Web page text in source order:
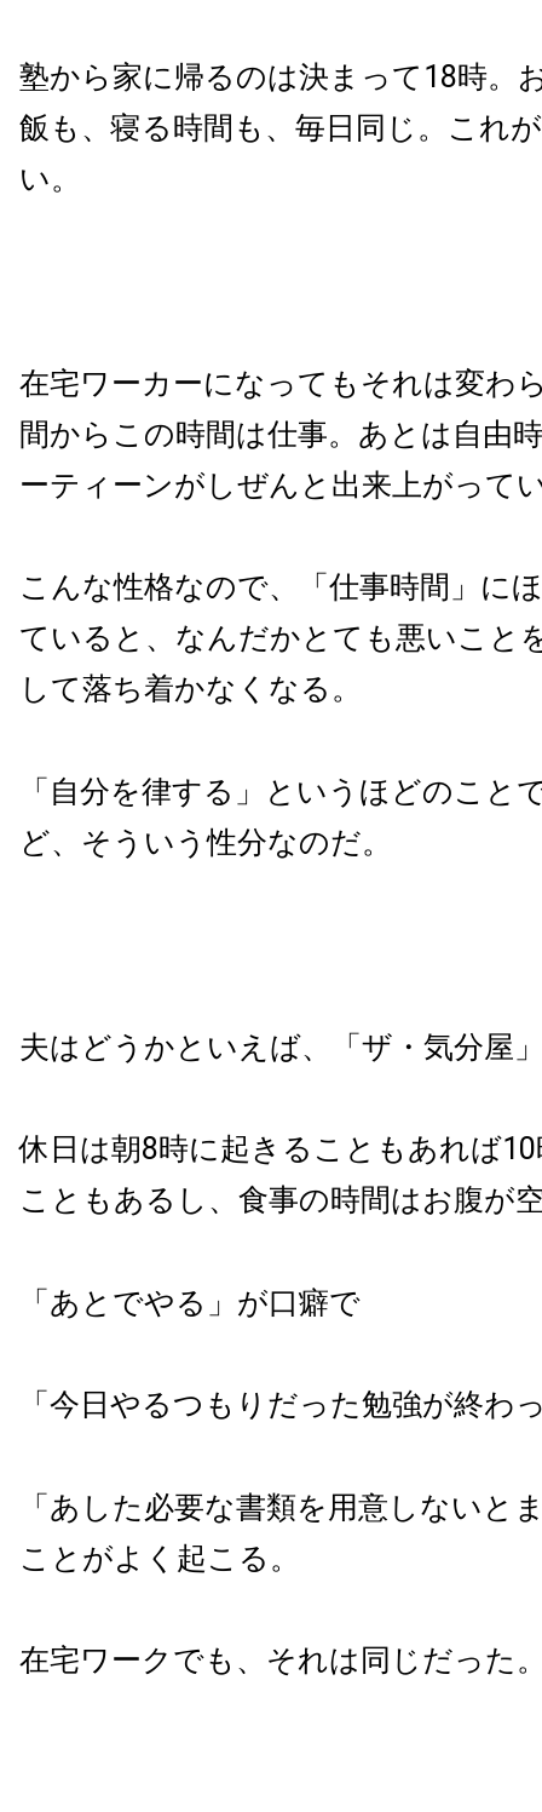
塾から家に帰るのは決まって18時。
飯も、寝る時間も、毎日同じ。これ
い。
在宅ワーカーになってもそれは変わ
間からこの時間は仕事。あとは自由
ーティーンがしぜんと出来上がって
こんな性格なので、「仕事時間」に
ていると、なんだかとても悪いこと
して落ち着かなくなる。
「自分を律する」というほどのこと
ど、そういう性分なのだ。
夫はどうかといえば、「ザ・気分屋
休日は朝8時に起きることもあれば
こともあるし、食事の時間はお腹が
「あとでやる」が口癖で
「今日やるつもりだった勉強が終わ
「あした必要な書類を用意しないと
ことがよく起こる。
在宅ワークでも、それは同じだった